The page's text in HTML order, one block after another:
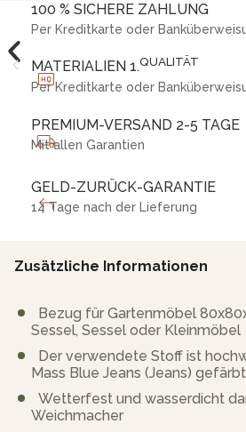
100 % SICHERE ZAHLUNG
Per Kreditkarte oder
MATERIALIEN 1.QUALITÄT
Per Kreditkarte oder
PREMIUM-VERSAND 2-5 TAGE
Mit allen Garantien
GELD-ZURÜCK-GARANTIE
14 Tage nach der Lieferung
Zusätzliche Informationen
Bezug für Gartenmöbel
Sessel, Sessel oder Kleinmöbel
Der verwendete Stoff ist
Mass Blue Jeans (Jeans)
Wetterfest und wasserdicht
Weichmacher